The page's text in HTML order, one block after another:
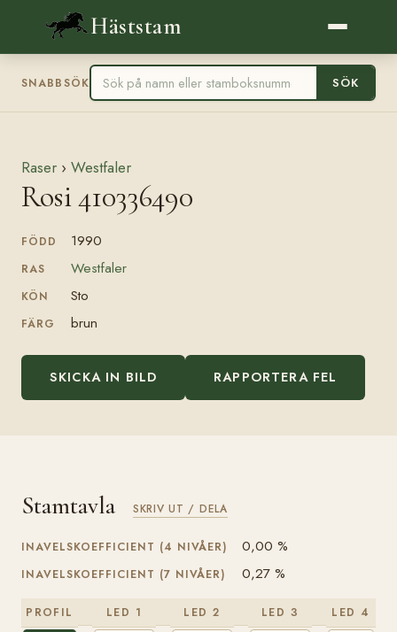
Häststam
SNABBSÖK SÖK
Raser › Westfaler
Rosi 410336490
FÖDD 1990
RAS Westfaler
KÖN Sto
FÄRG brun
SKICKA IN BILD RAPPORTERA FEL
Stamtavla SKRIV UT / DELA
INAVELSKOEFFICIENT (4 NIVÅER) 0,00 %
INAVELSKOEFFICIENT (7 NIVÅER) 0,27 %
PROFIL LED 1 LED 2 LED 3 LED 4